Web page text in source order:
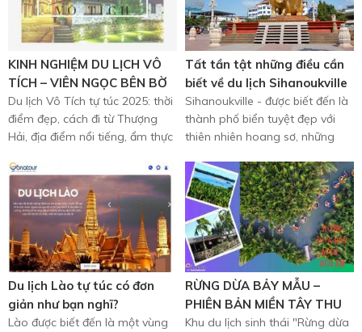
KINH NGHIỆM DU LỊCH VÔ
TÍCH – VIÊN NGỌC BÊN BỜ
THÁI HỒ
Du lịch Vô Tích tự túc 2025: thời
điểm đẹp, cách đi từ Thượng
Hải, địa điểm nổi tiếng, ẩm thực
Tất tần tật những điều cần
biết về du lịch Sihanoukville
Campuchia
Sihanoukville - được biết đến là
thành phố biển tuyệt đẹp với
thiên nhiên hoang sơ, những
Du lịch Lào tự túc có đơn
giản như bạn nghĩ?
Lào được biết đến là một vùng
RỪNG DỪA BẢY MẪU –
PHIÊN BẢN MIỀN TÂY THU
NHỎ NƠI XỨ QUẢNG.
Khu du lịch sinh thái "Rừng dừa